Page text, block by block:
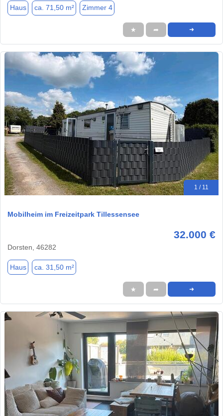
Haus ca. 71,50 m² Zimmer 4
★ ➦ ➜
1 / 11
Mobilheim im Freizeitpark Tillessensee
32.000 €
Dorsten, 46282
Haus ca. 31,50 m²
★ ➦ ➜